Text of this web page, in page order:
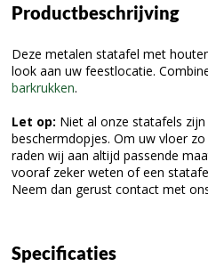
Productbeschrijving
Deze metalen statafel met
look aan uw feestlocatie.
barkrukken.
Let op: Niet al onze statafels
beschermdopjes. Om uw vloer
raden wij aan altijd passende
vooraf zeker weten of een
Neem dan gerust contact met
Specificaties